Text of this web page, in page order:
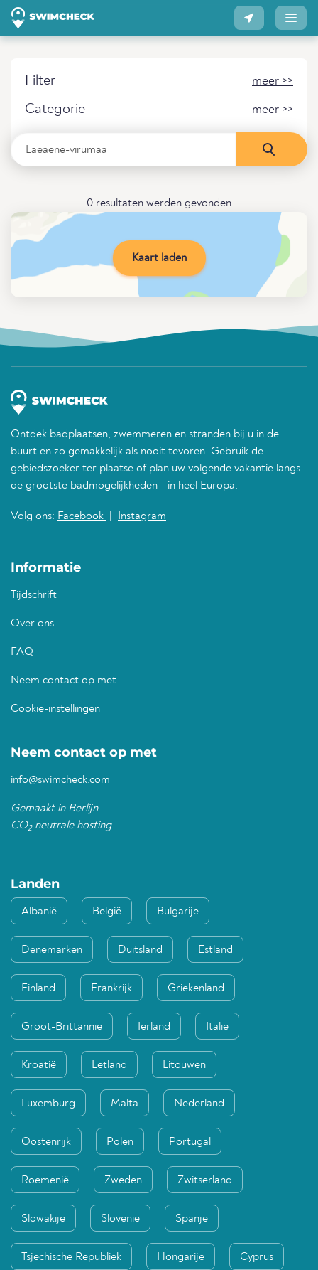
Filter meer >>
Categorie meer >>
0 resultaten werden gevonden
Kaart laden
Ontdek badplaatsen, zwemmeren en stranden bij u in de
buurt en zo gemakkelijk als nooit tevoren. Gebruik de
gebiedszoeker ter plaatse of plan uw volgende vakantie langs
de grootste badmogelijkheden - in heel Europa.
Volg ons: Facebook Instagram
Informatie
Tijdschrift
Over ons
FAQ
Neem contact op met
Cookie-instellingen
Neem contact op met
info@swimcheck.com
Gemaakt in Berlijn
CO2neutrale hosting
Landen
Albanië België Bulgarije
Denemarken Duitsland Estland
Finland Frankrijk Griekenland
Groot-Brittannië Ierland Italië
Kroatië Letland Litouwen
Luxemburg Malta Nederland
Oostenrijk Polen Portugal
Roemenië Zweden Zwitserland
Slowakije Slovenië Spanje
Tsjechische Republiek Hongarije Cyprus